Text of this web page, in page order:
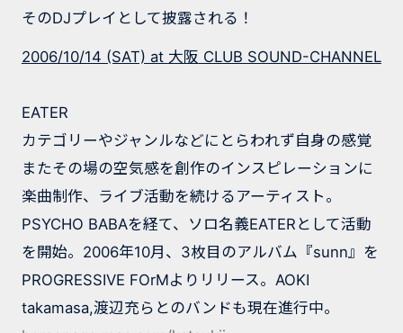
そのDJプレイとして披露される！
2006/10/14 (SAT) at 大阪 CLUB SOUND-CHANNEL
EATER
カテゴリーやジャンルなどにとらわれず自身の感覚
またその場の空気感を創作のインスピレーションに
楽曲制作、ライブ活動を続けるアーティスト。
PSYCHO BABAを経て、ソロ名義EATERとして活動
を開始。2006年10月、3枚目のアルバム『sunn』を
PROGRESSIVE FOrMよりリリース。AOKI
takamasa,渡辺充らとのバンドも現在進行中。